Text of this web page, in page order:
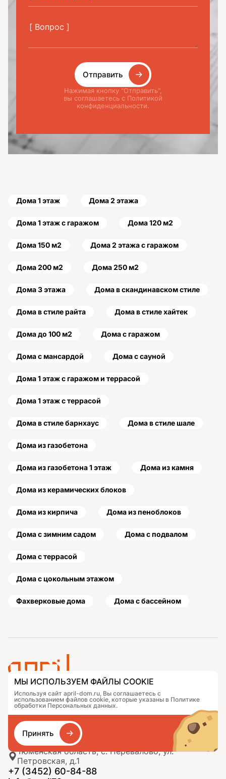
Отправить
Нажимая кнопку "Отправить",
вы соглашаетесь с Политикой
конфиденциальности.
Дома 1 этаж Дома 2 этажа
Дома 1 этаж с гаражом Дома 120 м2
Дома 150 м2 Дома 2 этажа с гаражом
Дома 200 м2 Дома 250 м2
Дома 3 этажа Дома в скандинавском стиле
Дома в стиле райта Дома в стиле хайтек
Дома до 100 м2 Дома с гаражом
Дома с мансардой Дома с сауной
Дома 1 этаж с гаражом и террасой
Дома 1 этаж с террасой
Дома в стиле барнхаус Дома в стиле шале
Дома из газобетона
Дома из газобетона 1 этаж Дома из камня
Дома из керамических блоков
Дома из кирпича Дома из пеноблоков
Дома с зимним садом Дома с подвалом
Дома с террасой
Дома с цокольным этажом
Фахверковые дома Дома с бассейном
Проекты
Подобрать дом
Портфолио
О компании
Сравнение
Контакты
Журнал
Как заказать
Тюменская область, с. Перевалово, ул.
Петровская, д.1
+7 (3452) 60-84-88
МЫ ИСПОЛЬЗУЕМ ФАЙЛЫ COOKIE
Используя сайт april-dom.ru, Вы соглашаетесь с
использованием файлов cookie, которые указаны в Политике
обработки Персональных данных.
Принять